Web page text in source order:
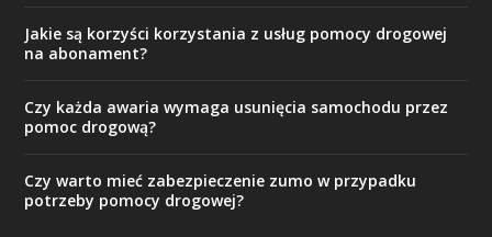
Jakie są korzyści korzystania z usług pomocy drogowej
na abonament?
Czy każda awaria wymaga usunięcia samochodu przez
pomoc drogową?
Czy warto mieć zabezpieczenie zumo w przypadku
potrzeby pomocy drogowej?